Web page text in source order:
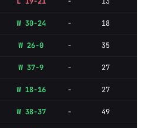
W 30-24 - 18
W 26-0 - 35
W 37-9 - 27
W 18-16 - 27
W 38-37 - 49